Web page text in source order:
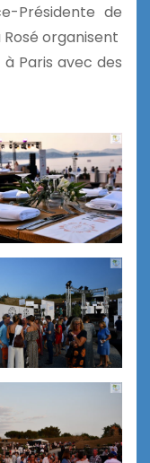
Présidente de
organisent
Paris avec des